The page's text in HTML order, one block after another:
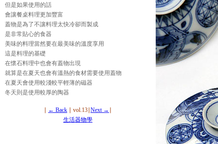
但是如果使用的話
會讓餐桌料理更加豐富
蓋物是為了不讓料理太快冷卻而製成
是非常貼心的食器
美味的料理當然要在最美味的溫度享用
這是料理的基礎
在懷石料理中也會有蓋物出現
就算是在夏天也會有溫熱的食材需要使用蓋物
在夏天會使用較淺較平輕薄的磁器
冬天則是使用較厚的陶器
← Back ∣ vol.13∣ Next →
生活器物學